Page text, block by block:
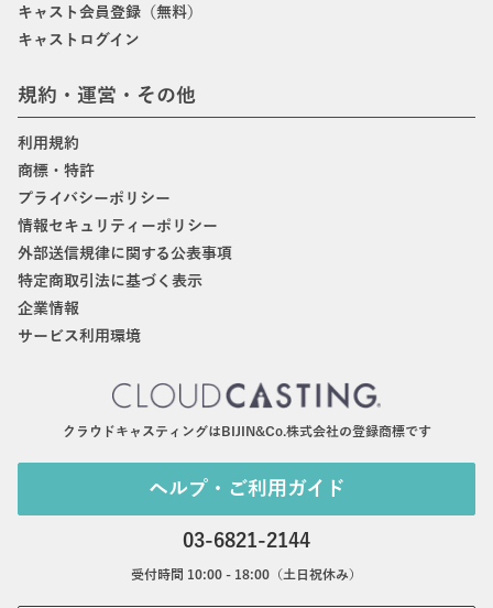
キャスト会員登録（無料）
キャストログイン
規約・運営・その他
利用規約
商標・特許
プライバシーポリシー
情報セキュリティーポリシー
外部送信規律に関する公表事項
特定商取引法に基づく表示
企業情報
サービス利用環境
クラウドキャスティングはBIJIN&Co.株式会社の登録商標です
ヘルプ・ご利用ガイド
03-6821-2144
受付時間 10:00 - 18:00（土日祝休み）